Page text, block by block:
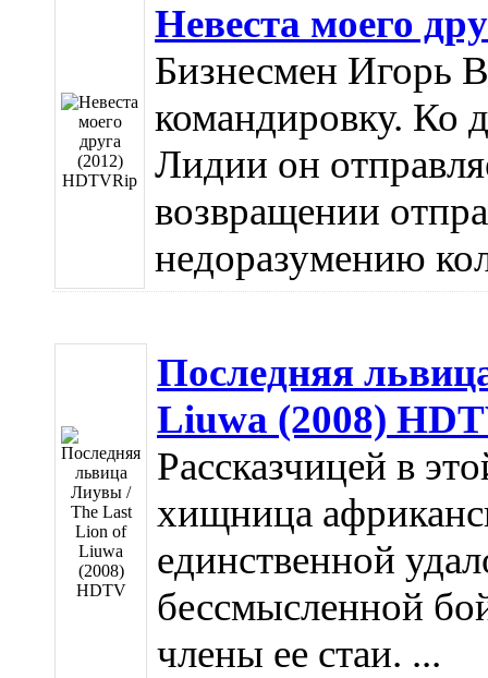
Невеста моего
Бизнесмен Игорь
командировку. Ко
Лидии он
возвращении
недоразумению
Последняя
Liuwa (2008)
Рассказчицей в
хищница
единственной
бессмысленной
члены ее стаи. ...